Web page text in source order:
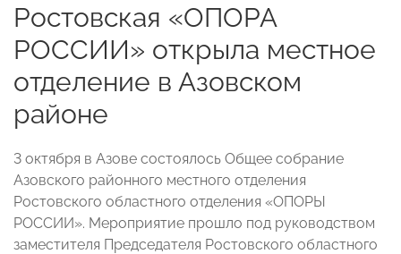
Ростовская «ОПОРА
РОССИИ» открыла местное
отделение в Азовском
районе
3 октября в Азове состоялось Общее собрание
Азовского районного местного отделения
Ростовского областного отделения «ОПОРЫ
РОССИИ». Мероприятие прошло под руководством
заместителя Председателя Ростовского областного